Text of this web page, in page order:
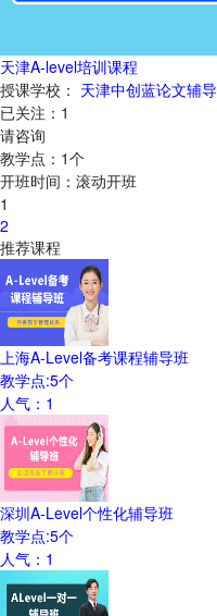
天津A-level培训课程
授课学校： 天津中创蓝论文辅导
已关注： 1
请咨询
教学点： 1个
开班时间： 滚动开班
1
2
推荐课程
上海A-Level备考课程辅导班
教学点:5个
人气： 1
深圳A-Level个性化辅导班
教学点:5个
人气： 1